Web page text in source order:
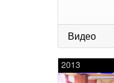
Видео
2013